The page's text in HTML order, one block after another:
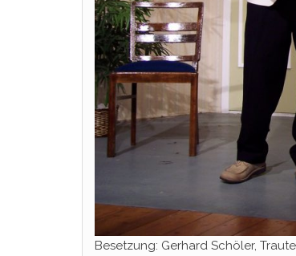
Besetzung: Gerhard Schöler,